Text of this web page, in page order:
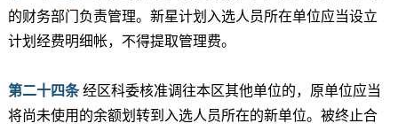
的财务部门负责管理。新星计划入选人员所在单位应当设立
计划经费明细帐，不得提取管理费。
第二十四条经区科委核准调往本区其他单位的，原单位应当
将尚未使用的余额划转到入选人员所在的新单位。被终止合